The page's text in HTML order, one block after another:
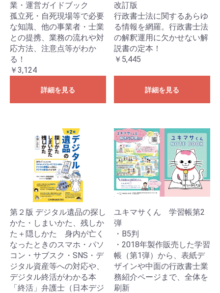
業・運営ガイドブック
孤立死・自死現場等で必要
な知識、他の事業者・士業
との提携、業務の流れや対
応方法、注意点等がわか
る！
￥3,124
詳細を見る
改訂版
行政書士法に関するあらゆ
る情報を網羅。行政書士法
の解釈運用に欠かせない解
説書の定本！
￥5,445
詳細を見る
第２版 デジタル遺品の探し
かた・しまいかた、残しか
た＋隠しかた 身内が亡く
なったときのスマホ・パソ
コン・サブスク・SNS・デ
ジタル資産等への対応や、
デジタル終活がわかる本
「終活」弁護士（日本デジ
ユキマサくん 学習帳第2
弾
・B5判
・2018年製作販売した学習
帳（第1弾）から、表紙デ
ザインや中面の行政書士業
務紹介ページまで、全体を
刷新